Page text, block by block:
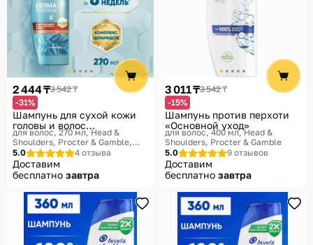
2 444 ₸3 542 ₸
-31%
Шампунь для сухой кожи
головы и волос
«Ревитализация кожи
головы и волос»
для волос, 270 мл Head &
Shoulders, Procter & Gamble,
Derma X Pro
5.0 4 отзыва
Доставим
бесплатно завтра
3 011 ₸3 542 ₸
-15%
Шампунь против перхоти
«Основной уход»
для волос, 400 мл Head &
Shoulders, Procter & Gamble
5.0
9 отзывов
Доставим
бесплатно завтра